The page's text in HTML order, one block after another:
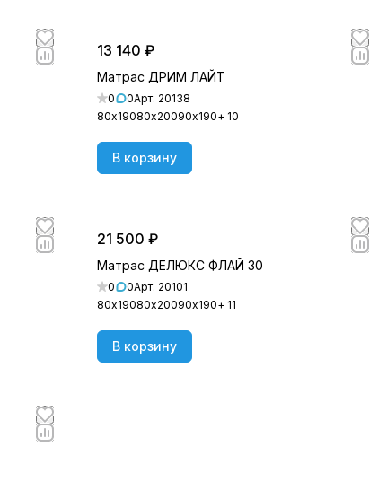
13 140 ₽
Матрас ДРИМ ЛАЙТ
0 0Арт. 20138
80х19080х20090х190+ 10
В корзину
21 500 ₽
Матрас ДЕЛЮКС ФЛАЙ 30
0 0Арт. 20101
80х19080х20090х190+ 11
В корзину